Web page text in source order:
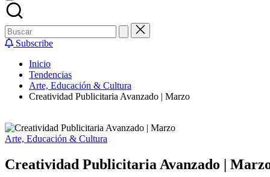
Subscribe
Inicio
Tendencias
Arte, Educación & Cultura
Creatividad Publicitaria Avanzado | Marzo
Publicado
Arte, Educación & Cultura
Creatividad Publicitaria Avanzado |